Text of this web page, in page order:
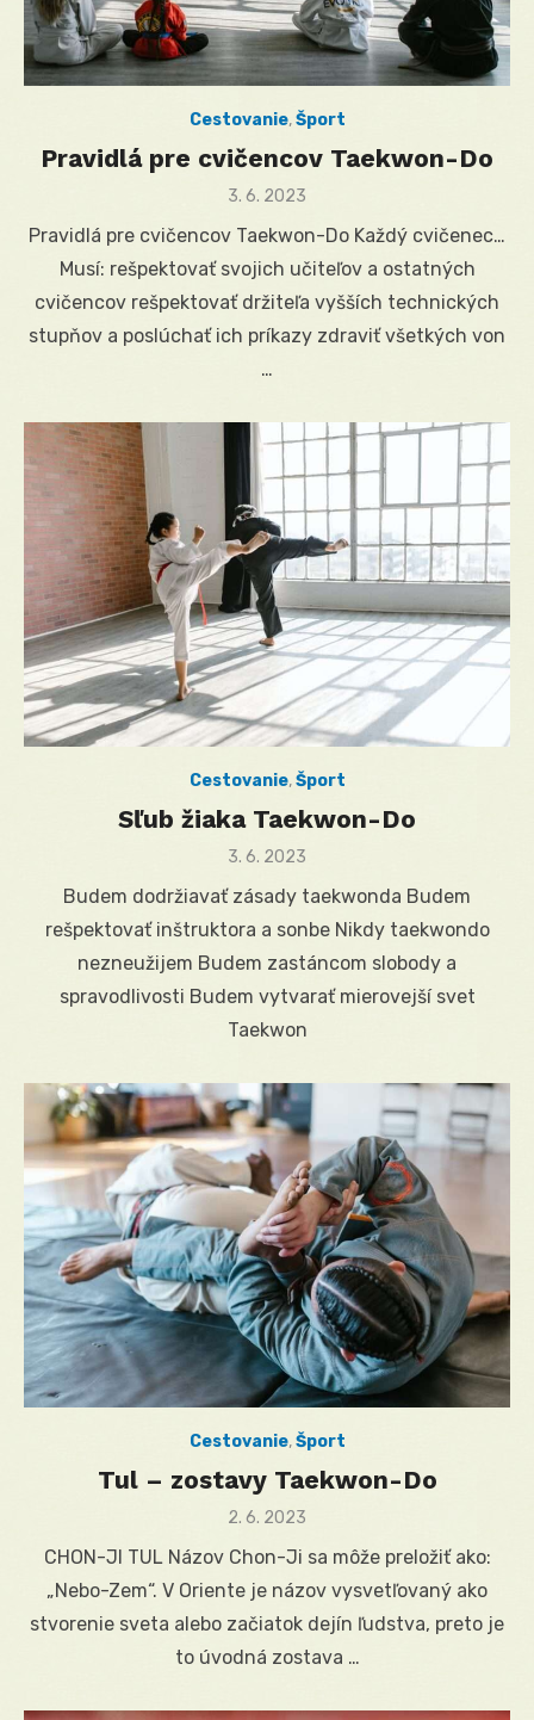
Cestovanie,Šport
Pravidlá pre cvičencov Taekwon-Do
Posted
3. 6. 2023
Pravidlá pre cvičencov Taekwon-Do Každý cvičenec…
Musí: rešpektovať svojich učiteľov a ostatných
cvičencov rešpektovať držiteľa vyšších technických
stupňov a poslúchať ich príkazy zdraviť všetkých von
…
Cestovanie,Šport
Sľub žiaka Taekwon-Do
Posted
3. 6. 2023
Budem dodržiavať zásady taekwonda Budem
rešpektovať inštruktora a sonbe Nikdy taekwondo
nezneužijem Budem zastáncom slobody a
spravodlivosti Budem vytvarať mierovejší svet
Taekwon
Cestovanie,Šport
Tul – zostavy Taekwon-Do
Posted
2. 6. 2023
CHON-JI TUL Názov Chon-Ji sa môže preložiť ako:
„Nebo-Zem“. V Oriente je názov vysvetľovaný ako
stvorenie sveta alebo začiatok dejín ľudstva, preto je
to úvodná zostava …